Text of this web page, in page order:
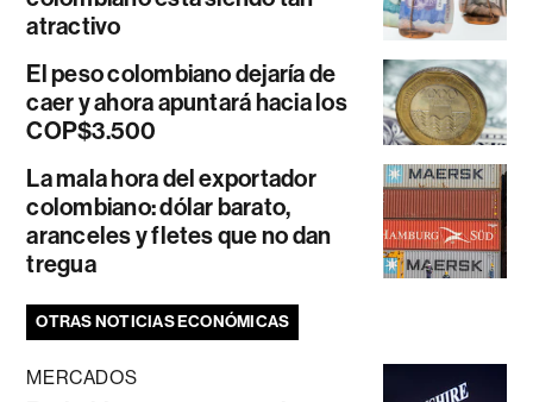
atractivo
El peso colombiano dejaría de
caer y ahora apuntará hacia los
COP$3.500
La mala hora del exportador
colombiano: dólar barato,
aranceles y fletes que no dan
tregua
OTRAS NOTICIAS ECONÓMICAS
MERCADOS